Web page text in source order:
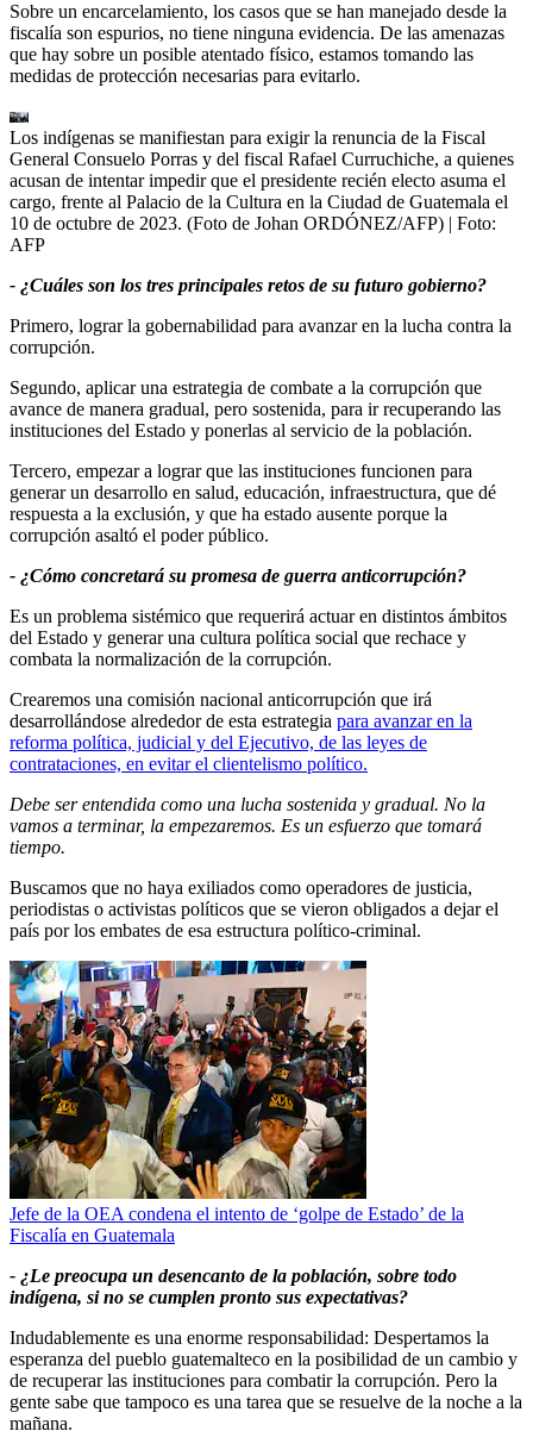
Sobre un encarcelamiento, los casos que se han manejado desde la
fiscalía son espurios, no tiene ninguna evidencia. De las amenazas
que hay sobre un posible atentado físico, estamos tomando las
medidas de protección necesarias para evitarlo.
Los indígenas se manifiestan para exigir la renuncia de la Fiscal
General Consuelo Porras y del fiscal Rafael Curruchiche, a quienes
acusan de intentar impedir que el presidente recién electo asuma el
cargo, frente al Palacio de la Cultura en la Ciudad de Guatemala el
10 de octubre de 2023. (Foto de Johan ORDÓNEZ/AFP) | Foto:
AFP
- ¿Cuáles son los tres principales retos de su futuro gobierno?
Primero, lograr la gobernabilidad para avanzar en la lucha contra la
corrupción.
Segundo, aplicar una estrategia de combate a la corrupción que
avance de manera gradual, pero sostenida, para ir recuperando las
instituciones del Estado y ponerlas al servicio de la población.
Tercero, empezar a lograr que las instituciones funcionen para
generar un desarrollo en salud, educación, infraestructura, que dé
respuesta a la exclusión, y que ha estado ausente porque la
corrupción asaltó el poder público.
- ¿Cómo concretará su promesa de guerra anticorrupción?
Es un problema sistémico que requerirá actuar en distintos ámbitos
del Estado y generar una cultura política social que rechace y
combata la normalización de la corrupción.
Crearemos una comisión nacional anticorrupción que irá
desarrollándose alrededor de esta estrategia para avanzar en la
reforma política, judicial y del Ejecutivo, de las leyes de
contrataciones, en evitar el clientelismo político.
Debe ser entendida como una lucha sostenida y gradual. No la
vamos a terminar, la empezaremos. Es un esfuerzo que tomará
tiempo.
Buscamos que no haya exiliados como operadores de justicia,
periodistas o activistas políticos que se vieron obligados a dejar el
país por los embates de esa estructura político-criminal.
Jefe de la OEA condena el intento de ‘golpe de Estado’ de la
Fiscalía en Guatemala
- ¿Le preocupa un desencanto de la población, sobre todo
indígena, si no se cumplen pronto sus expectativas?
Indudablemente es una enorme responsabilidad: Despertamos la
esperanza del pueblo guatemalteco en la posibilidad de un cambio y
de recuperar las instituciones para combatir la corrupción. Pero la
gente sabe que tampoco es una tarea que se resuelve de la noche a la
mañana.